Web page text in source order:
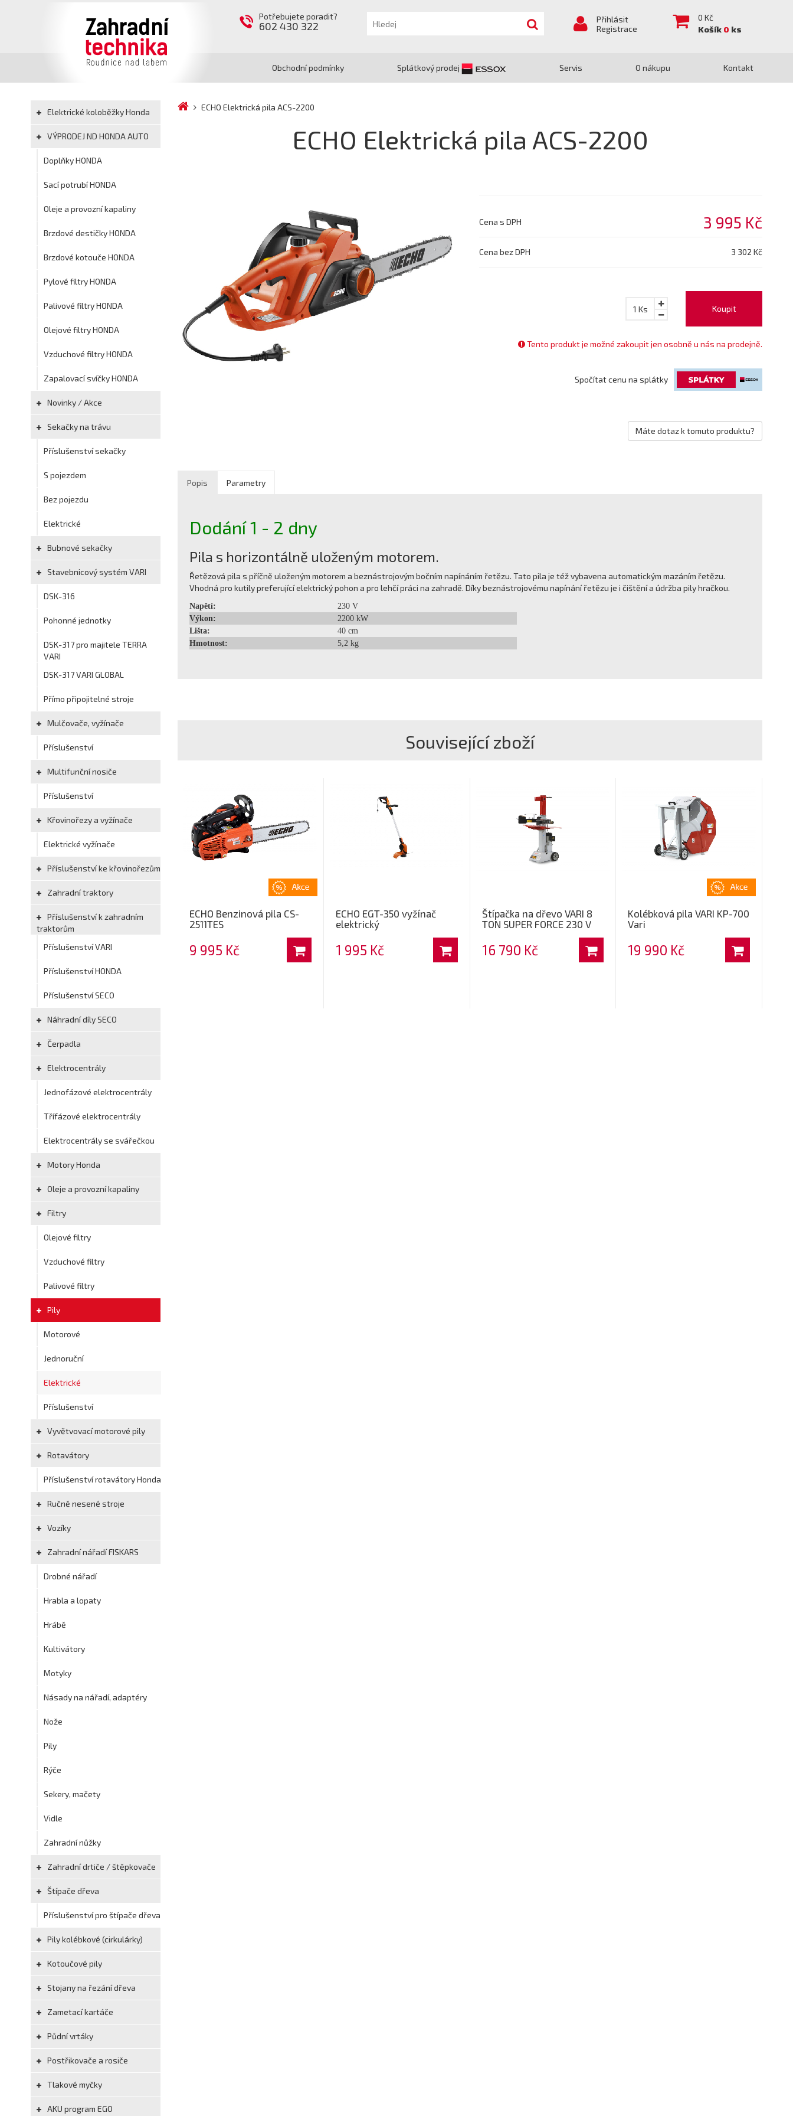
Potřebujete poradit?
602 430 322
Přihlásit
Registrace
0 Kč
Košík 0 ks
Obchodní podmínky Splátkový prodej Servis O nákupu Kontakt
Elektrické koloběžky Honda
VÝPRODEJ ND HONDA AUTO
Doplňky HONDA
Sací potrubí HONDA
Oleje a provozní kapaliny
Brzdové destičky HONDA
Brzdové kotouče HONDA
Pylové filtry HONDA
Palivové filtry HONDA
Olejové filtry HONDA
Vzduchové filtry HONDA
Zapalovací svíčky HONDA
Novinky / Akce
Sekačky na trávu
Příslušenství sekačky
S pojezdem
Bez pojezdu
Elektrické
Bubnové sekačky
Stavebnicový systém VARI
DSK-316
Pohonné jednotky
DSK-317 pro majitele TERRA
VARI
DSK-317 VARI GLOBAL
Přímo připojitelné stroje
Mulčovače, vyžínače
Příslušenství
Multifunční nosiče
Příslušenství
Křovinořezy a vyžínače
Elektrické vyžínače
Příslušenství ke křovinořezům
Zahradní traktory
Příslušenství k zahradním
traktorům
Příslušenství VARI
Příslušenství HONDA
Příslušenství SECO
Náhradní díly SECO
Čerpadla
Elektrocentrály
Jednofázové elektrocentrály
Třífázové elektrocentrály
Elektrocentrály se svářečkou
Motory Honda
Oleje a provozní kapaliny
Filtry
Olejové filtry
Vzduchové filtry
Palivové filtry
Pily
Motorové
Jednoruční
Elektrické
Příslušenství
Vyvětvovací motorové pily
Rotavátory
Příslušenství rotavátory Honda
Ručně nesené stroje
Vozíky
Zahradní nářadí FISKARS
Drobné nářadí
Hrabla a lopaty
Hrábě
Kultivátory
Motyky
Násady na nářadí, adaptéry
Nože
Pily
Rýče
Sekery, mačety
Vidle
Zahradní nůžky
Zahradní drtiče / štěpkovače
Štípače dřeva
Příslušenství pro štípače dřeva
Pily kolébkové (cirkulárky)
Kotoučové pily
Stojany na řezání dřeva
Zametací kartáče
Půdní vrtáky
Postřikovače a rosiče
Tlakové myčky
AKU program EGO
ECHO Elektrická pila ACS-2200
ECHO Elektrická pila ACS-2200
Cena s DPH 3 995 Kč
Cena bez DPH 3 302 Kč
Koupit
1 Ks
Tento produkt je možné zakoupit jen osobně u nás na prodejně.
Spočítat cenu na splátky
Máte dotaz k tomuto produktu?
Popis Parametry
Dodání 1 - 2 dny
Pila s horizontálně uloženým motorem.
Řetězová pila s příčně uloženým motorem a beznástrojovým bočním napínáním řetězu. Tato pila je též vybavena automatickým mazáním řetězu.
Vhodná pro kutily preferující elektrický pohon a pro lehčí práci na zahradě. Díky beznástrojovému napínání řetězu je i čištění a údržba pily hračkou.
Napětí:
230 V
Výkon:
2200 kW
Lišta:
40 cm
Hmotnost:
5,2 kg
Související zboží
ECHO Benzinová pila CS-
2511TES
9 995 Kč
ECHO EGT-350 vyžínač
elektrický
1 995 Kč
Štípačka na dřevo VARI 8
TON SUPER FORCE 230 V
16 790 Kč
Kolébková pila VARI KP-700
Vari
19 990 Kč